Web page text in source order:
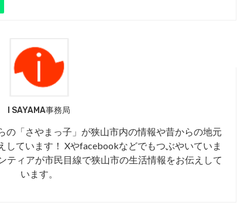
I SAYAMA事務局
の「さやまっ子」が狭山市内の情報や昔からの地元
しています！ Xやfacebookなどでもつぶやいていま
ティアが市民目線で狭山市の生活情報をお伝えして
います。